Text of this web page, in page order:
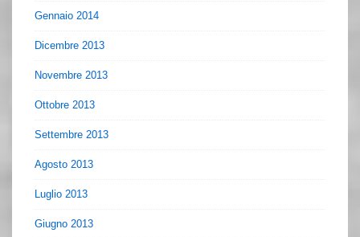
Gennaio 2014
Dicembre 2013
Novembre 2013
Ottobre 2013
Settembre 2013
Agosto 2013
Luglio 2013
Giugno 2013